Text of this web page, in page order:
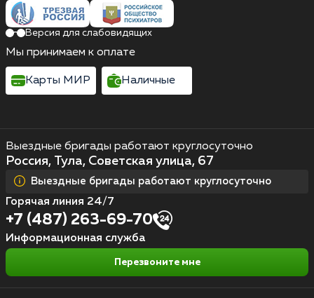
Выездные бригады работают круглосуточно
Россия, Тула, Советская улица, 67
Выездные бригады работают круглосуточно
Горячая линия 24/7
+7 (487) 263-69-70
Информационная служба
Перезвоните мне
Версия для слабовидящих
Мы принимаем к оплате
Карты МИР Наличные